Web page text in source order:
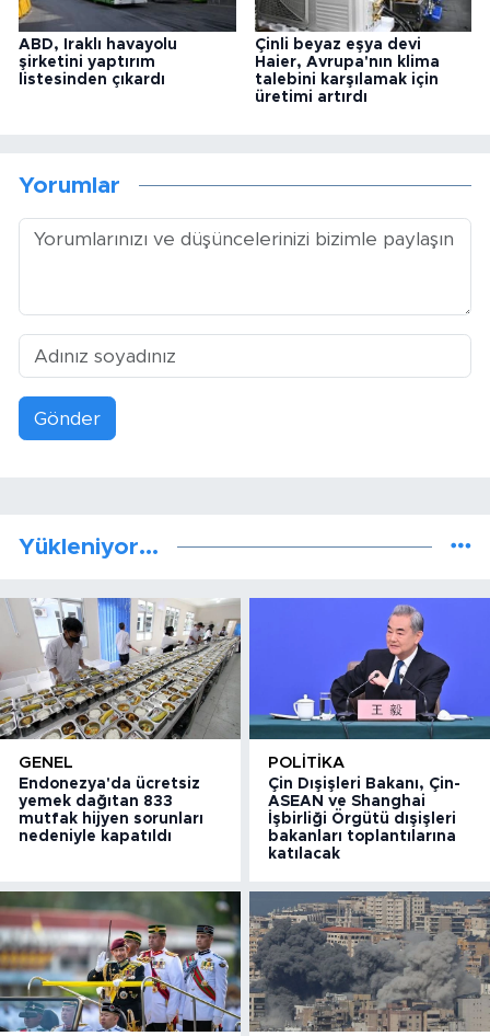
ABD, Iraklı havayolu
şirketini yaptırım
listesinden çıkardı
Çinli beyaz eşya devi
Haier, Avrupa'nın klima
talebini karşılamak için
üretimi artırdı
Yorumlar
Gönder
Yükleniyor...
GENEL
Endonezya'da ücretsiz
yemek dağıtan 833
mutfak hijyen sorunları
nedeniyle kapatıldı
POLITIKA
Çin Dışişleri Bakanı, Çin-
ASEAN ve Shanghai
İşbirliği Örgütü dışişleri
bakanları toplantılarına
katılacak